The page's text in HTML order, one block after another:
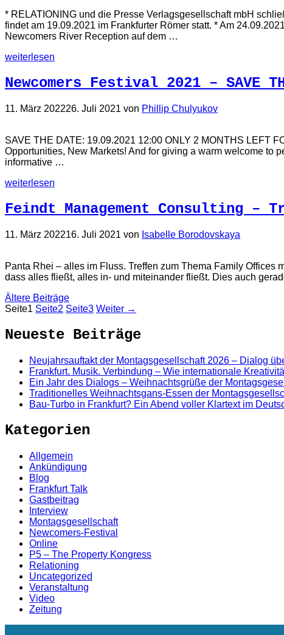
* RELATIONING und die Presse Verlagsgesellschaft mbH
findet am 19.09.2021 im Frankfurter Römer statt. * Am
Newcomers River Reception auf dem …
weiterlesen
Newcomers Festival 2021 – SAVE
11. März 202226. Juli 2021 von Phillip Chulyukov
SAVE THE DATE: 19.09.2021 12:00 ONLY 2 MONTHS LEFT
Opportunities, New Markets! And for giving a warm welcome to
informative …
weiterlesen
Feindt Management Consulting –
11. März 202216. Juli 2021 von Isabelle Borodovskaya
Panta Rhei – alles im Fluss. Treffen zum Thema Family
dass alles fließt, alles in- und miteinander fließt. Dies auch
Ältere Beiträge
Seite1 Seite2 Seite3 Weiter →
Neueste Beiträge
Neujahrsauftakt der Montagsgesellschaft 2026 – Dialog
Frankfurt. Musik. Verbindung – Wie internationale
Ein Jahr des Dialogs – Weihnachtsgrüße der
Traditionelles Weihnachtsgans-Essen der
Bau-Turbo in Frankfurt? Ein Abend voller Klartext im
Kategorien
Allgemein
Ankündigung
Blog
Frankfurt Talk
Gastbeitrag
Interview
Montagsgesellschaft
Newcomers-Festival
Online
P5 – The Property Kongress
Relationing
Uncategorized
Veranstaltung
Video
Zeitung